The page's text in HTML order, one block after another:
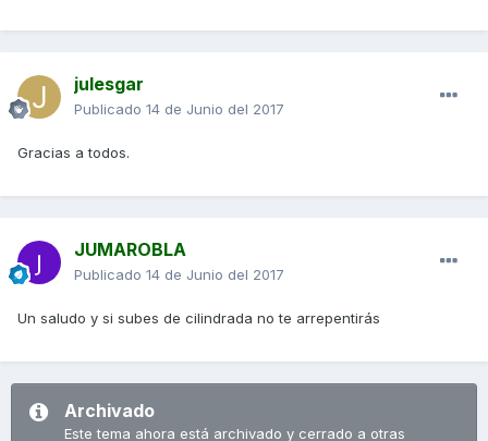
julesgar
Publicado 14 de Junio del 2017
Gracias a todos.
JUMAROBLA
Publicado 14 de Junio del 2017
Un saludo y si subes de cilindrada no te arrepentirás
Archivado
Este tema ahora está archivado y cerrado a otras